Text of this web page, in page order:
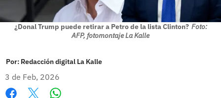
¿Donal Trump puede retirar a Petro de la lista Clinton? Foto:
AFP, fotomontaje La Kalle
Por: Redacción digital La Kalle
3 de Feb, 2026